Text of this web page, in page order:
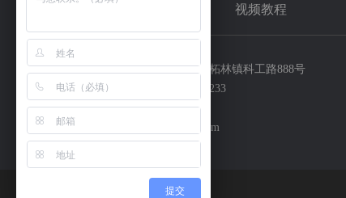
视频教程
地址：上海市奉贤区柘林镇科工路888号
客服热线：18930781233
传真：021-57463830
邮编：tensuc@163.com
提交